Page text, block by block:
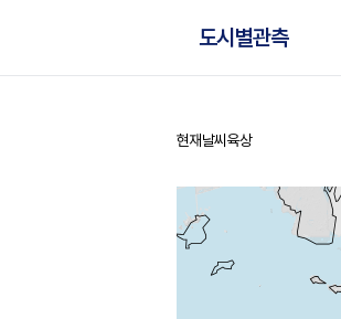
도시별관측
홈
현재날씨 육상